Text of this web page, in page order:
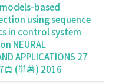
based
using sequence
in control system
NEURAL
APPLICATIONS 27
(単著) 2016